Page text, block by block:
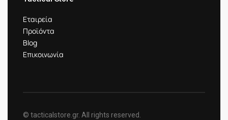
Εταιρεία
Προϊόντα
Blog
Επικοινωνία
© tacticalstore.gr. All rights reserved.